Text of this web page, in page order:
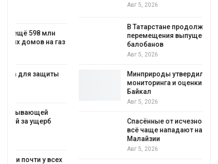
В Татарстане продолжают отслеживать
перемещения выпущенных соколов-
балобанов
Минприроды утвердило единую систему
мониторинга и оценки нагрузки на
Спасённые от исчезновения крокодилы
всё чаще нападают на жителей